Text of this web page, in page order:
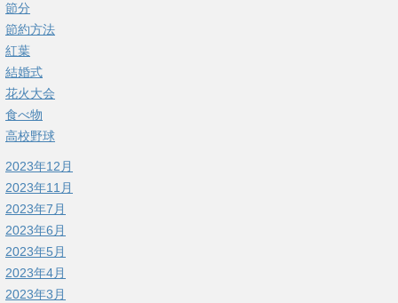
節分
節約方法
紅葉
結婚式
花火大会
食べ物
高校野球
2023年12月
2023年11月
2023年7月
2023年6月
2023年5月
2023年4月
2023年3月